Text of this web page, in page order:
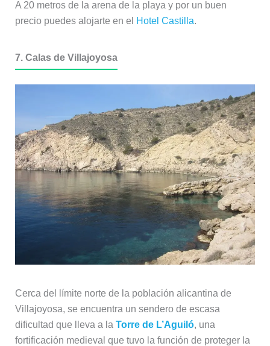
A 20 metros de la arena de la playa y por un buen
precio puedes alojarte en el
Hotel Castilla.
7. Calas de Villajoyosa
Cerca del límite norte de la población alicantina de
Villajoyosa, se encuentra un sendero de escasa
dificultad que lleva a la Torre de L’Aguiló, una
fortificación medieval que tuvo la función de proteger la